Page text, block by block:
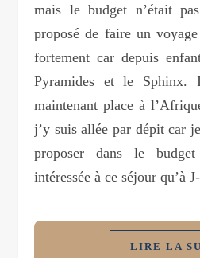
mais le budget n’était
proposé de faire un
fortement car depuis
Pyramides et le
maintenant place à
j’y suis allée par dépit car
proposer dans le
intéressée à ce séjour qu’à
LIRE LA